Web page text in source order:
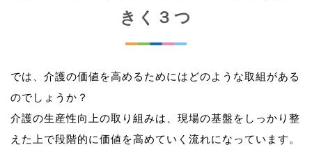
きく３つ
では、介護の価値を高めるためにはどのような取組がある
のでしょうか？
介護の生産性向上の取り組みは、現場の基盤をしっかり整
えた上で段階的に価値を高めていく流れになっています。